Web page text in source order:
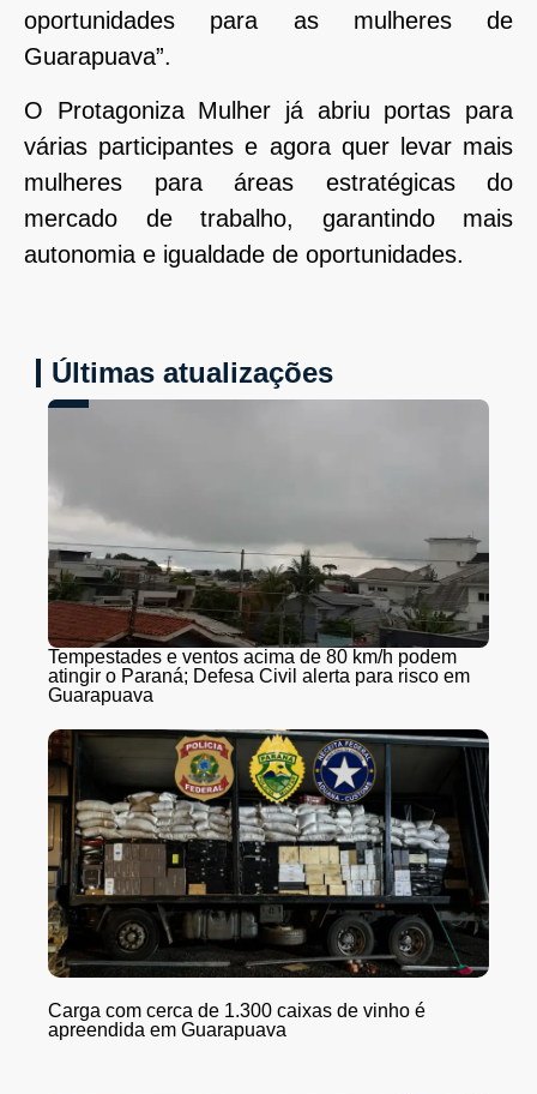
oportunidades para as mulheres de
Guarapuava”.
O Protagoniza Mulher já abriu portas para
várias participantes e agora quer levar mais
mulheres para áreas estratégicas do
mercado de trabalho, garantindo mais
autonomia e igualdade de oportunidades.
Últimas atualizações
Tempestades e ventos acima de 80 km/h podem
atingir o Paraná; Defesa Civil alerta para risco em
Guarapuava
Carga com cerca de 1.300 caixas de vinho é
apreendida em Guarapuava